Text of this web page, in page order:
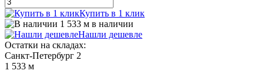
Купить в 1 клик
1 533 м в наличии
Нашли дешевле
Остатки на складах:
Санкт-Петербург 2
1 533 м